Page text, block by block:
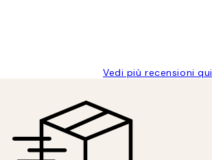
Vedi più recensioni qui